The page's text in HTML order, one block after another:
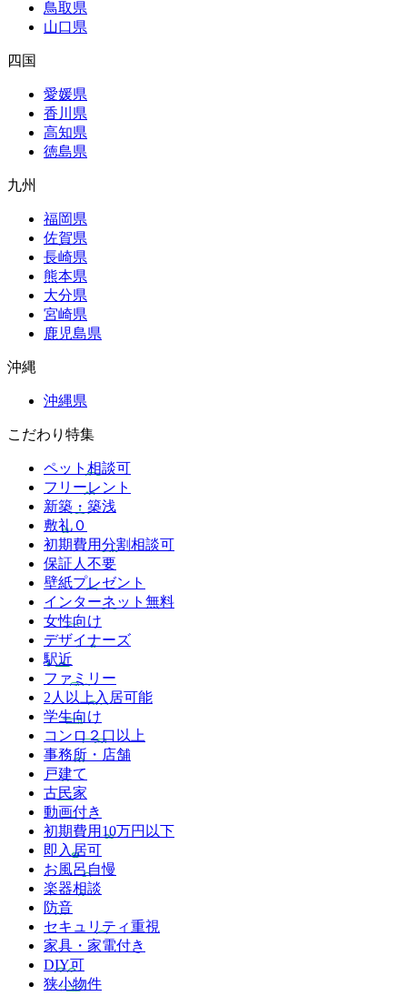
鳥取県
山口県
四国
愛媛県
香川県
高知県
徳島県
九州
福岡県
佐賀県
長崎県
熊本県
大分県
宮崎県
鹿児島県
沖縄
沖縄県
こだわり特集
ペット相談可
フリーレント
新築・築浅
敷礼０
初期費用分割相談可
保証人不要
壁紙プレゼント
インターネット無料
女性向け
デザイナーズ
駅近
ファミリー
2人以上入居可能
学生向け
コンロ２口以上
事務所・店舗
戸建て
古民家
動画付き
初期費用10万円以下
即入居可
お風呂自慢
楽器相談
防音
セキュリティ重視
家具・家電付き
DIY可
狭小物件